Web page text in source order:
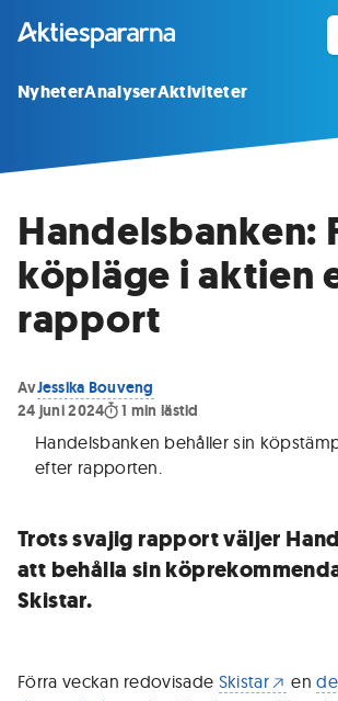
NyheterAnalyserAktiviteter
Handelsbanken:
köpläge i aktien
rapport
AvJessika Bouveng
24 juni 2024
1 min lästid
Handelsbanken behåller sin
efter rapporten.
Trots svajig rapport väljer
att behålla sin
Skistar.
Förra veckan redovisade Skistar en